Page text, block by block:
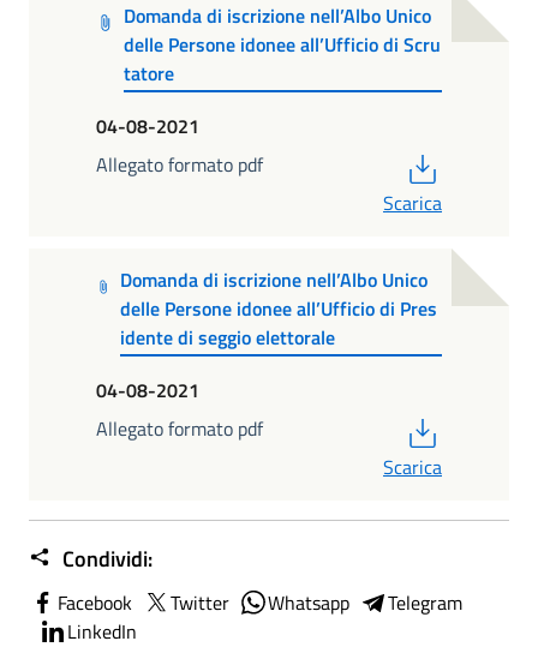
Domanda di iscrizione nell’Albo Unico
delle Persone idonee all’Ufficio di Scru
tatore
04-08-2021
Allegato formato pdf
Scarica
Domanda di iscrizione nell’Albo Unico
delle Persone idonee all’Ufficio di Pres
idente di seggio elettorale
04-08-2021
Allegato formato pdf
Scarica
Condividi:
Facebook Twitter Whatsapp
Telegram
LinkedIn